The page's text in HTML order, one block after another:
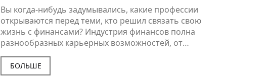
Вы когда-нибудь задумывались, какие профессии
открываются перед теми, кто решил связать свою
жизнь с финансами? Индустрия финансов полна
разнообразных карьерных возможностей, от
аналитиков до финансовых консультантов. Эта
статья поможет вам разобраться в основных
профессиях, связанных с финансами, и даст
БОЛЬШЕ